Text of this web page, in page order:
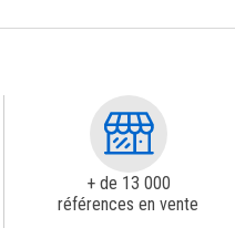
+ de 13 000
références en vente